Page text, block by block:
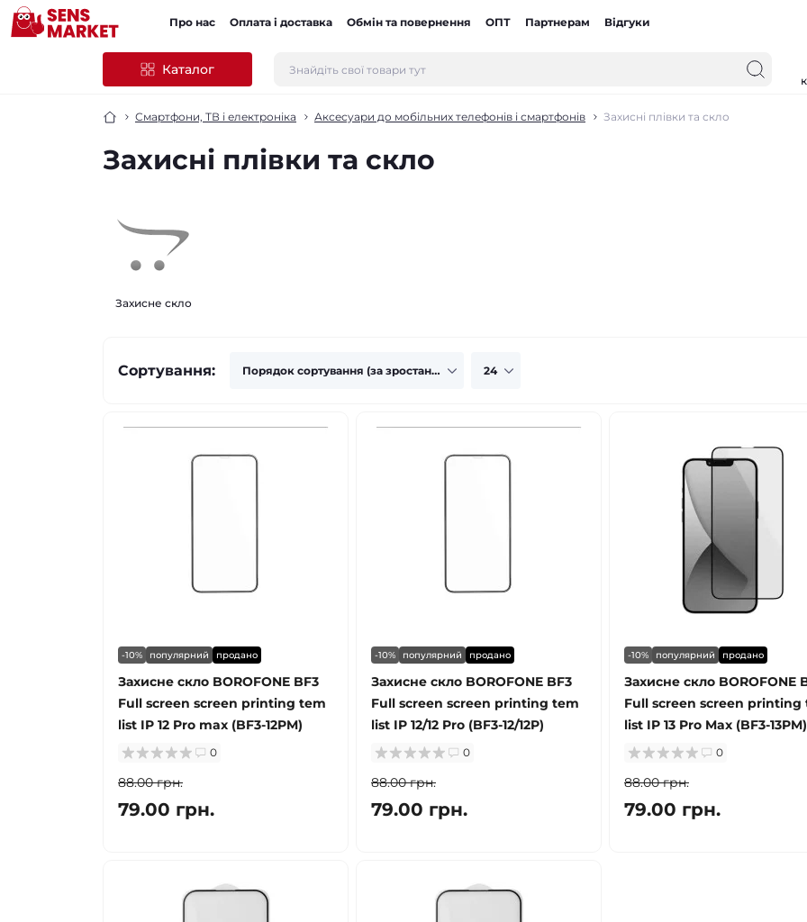
Про нас Оплата і доставка Обмін та повернення ОПТ Партнерам Відгуки
Каталог
Смартфони, ТВ і електроніка Аксесуари до мобільних телефонів і смартфонів Захисні плівки та скло
Захисні плівки та скло
Захисне скло
Сортування:
-10% популярний продано
Захисне скло BOROFONE BF3
Full screen screen printing tem
list IP 12 Pro max (BF3-12PM)
0
88.00 грн.
79.00 грн.
-10% популярний продано
Захисне скло BOROFONE BF3
Full screen screen printing tem
list IP 12/12 Pro (BF3-12/12P)
0
88.00 грн.
79.00 грн.
-10% популярний продано
Захисне скло BOROFONE
Full screen screen printing
list IP 13 Pro Max (BF3-13PM)
0
88.00 грн.
79.00 грн.